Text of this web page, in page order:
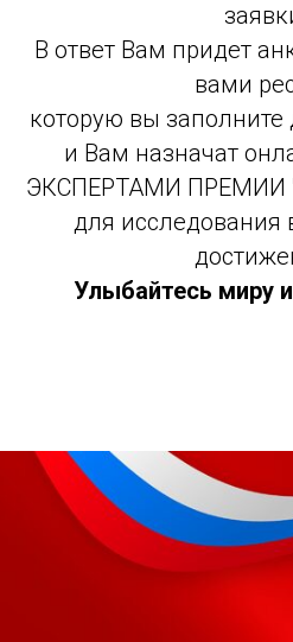
В ответ Вам придет
вами
которую вы заполните
и Вам назначат
ЭКСПЕРТАМИ ПРЕМИИ
для исследования
Улыбайтесь миру